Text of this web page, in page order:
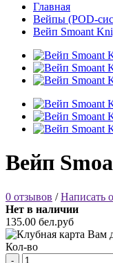
Главная
Вейпы (POD-
Вейп Smoant
Вейп
0 отзывов /Написать
Нет в наличии
135.00 бел.руб
Вам
Кол-во
-